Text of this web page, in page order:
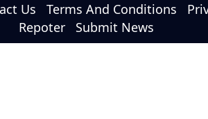
Us Terms And Conditions
Repoter
Submit News